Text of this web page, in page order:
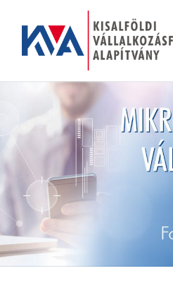
tartalomra